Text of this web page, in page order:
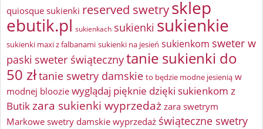
quiosque sukienki reserved swetrysklep
ebutik.pl sukienkach sukienki sukienkie
sukienki maxi z falbanami sukienki na jesień sukienkom sweter w
paski sweter świątecznytanie sukienki do
50 złtanie swetry damskie to będzie modne jesienią w
modnej bloozie wyglądaj pięknie dzięki sukienkom z
Butikzara sukienki wyprzedażzara swetrym
Markowe swetry damskie wyprzedaż świąteczne swetry